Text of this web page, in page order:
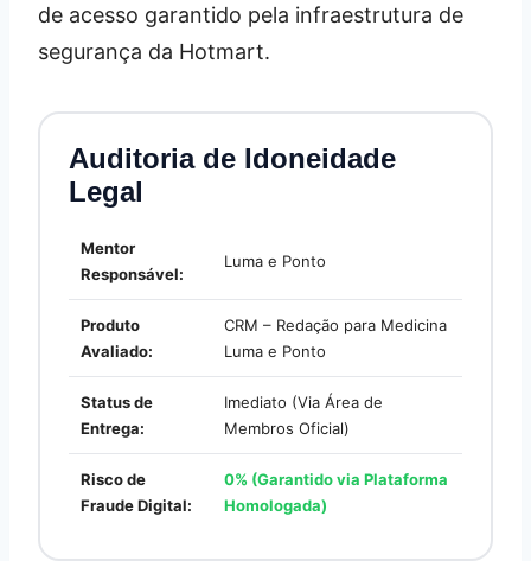
de acesso garantido pela infraestrutura de
segurança da Hotmart.
Auditoria de Idoneidade
Legal
Mentor
Responsável:
Luma e Ponto
Produto
Avaliado:
CRM – Redação para Medicina
Luma e Ponto
Status de
Entrega:
Imediato (Via Área de
Membros Oficial)
Risco de
Fraude Digital:
0% (Garantido via Plataforma
Homologada)